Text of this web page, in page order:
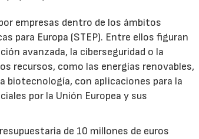
empresas dentro de los ámbitos
para Europa (STEP). Entre ellos figuran
avanzada, la ciberseguridad o la
recursos, como las energías renovables,
biotecnología, con aplicaciones para la
por la Unión Europea y sus
de 10 millones de euros